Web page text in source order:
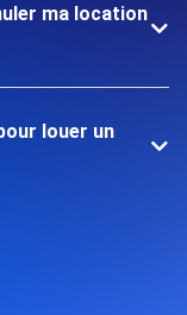
ma location
louer un